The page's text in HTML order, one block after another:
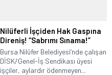
Nilüferli İşçiden Hak Gaspına
Direniş! “Sabrımı Sınama!”
Bursa Nilüfer Belediyesi’nde çalışan
DİSK/Genel-İş Sendikası üyesi
işçiler, aylardır ödenmeyen...